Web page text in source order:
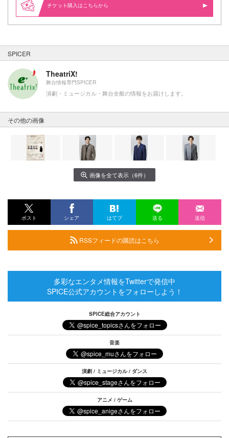
購入はこちらから
SPICER
TheatriX!
舞台情報専門SPICER
演劇・ミュージカル・舞台全般の情報をお届けします。
その他の画像
画像を全て表示（6件）
ポスト シェア はてブ 送る 送信
RSSフィードの購読はこちら
多彩なエンタメ情報をTwitterで発信中
SPICE公式アカウントをフォローしよう！
SPICE総合アカウント
音楽
演劇 / ミュージカル / ダンス
アニメ / ゲーム